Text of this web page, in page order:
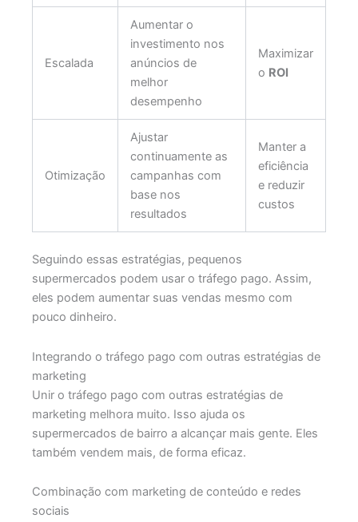
Escalada
Aumentar o
investimento nos
anúncios de
melhor
desempenho
Maximizar
o ROI
Otimização
Ajustar
continuamente as
campanhas com
base nos
resultados
Manter a
eficiência
e reduzir
custos
Seguindo essas estratégias, pequenos
supermercados podem usar o tráfego pago. Assim,
eles podem aumentar suas vendas mesmo com
pouco dinheiro.
Integrando o tráfego pago com outras estratégias de
marketing
Unir o tráfego pago com outras estratégias de
marketing melhora muito. Isso ajuda os
supermercados de bairro a alcançar mais gente. Eles
também vendem mais, de forma eficaz.
Combinação com marketing de conteúdo e redes
sociais